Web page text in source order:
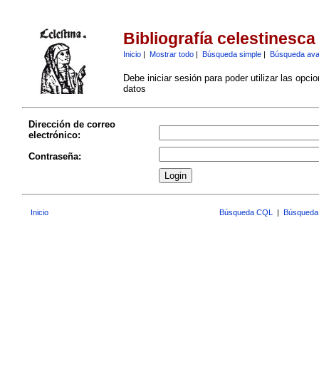
Bibliografía celestinesca
Inicio| Mostrar todo| Búsqueda simple| Búsqueda
Debe iniciar sesión para poder utilizar las
datos
Dirección de correo
electrónico:
Contraseña:
Inicio Búsqueda CQL |